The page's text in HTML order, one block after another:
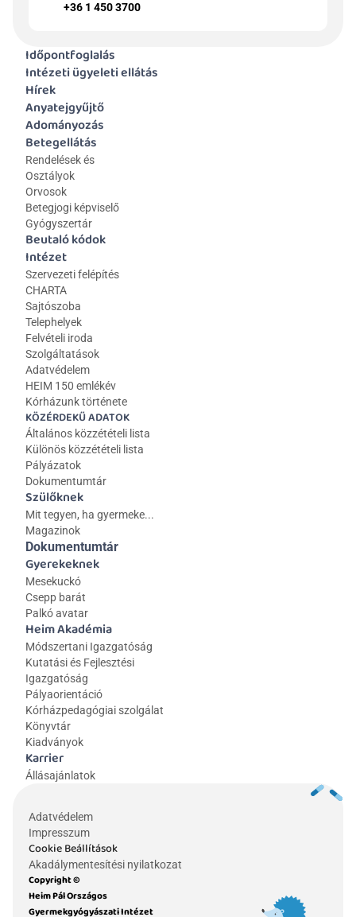
+36 1 450 3700
Időpontfoglalás
Intézeti ügyeleti ellátás
Hírek
Anyatejgyűjtő
Adományozás
Betegellátás
Rendelések és
Osztályok
Orvosok
Betegjogi képviselő
Gyógyszertár
Beutaló kódok
Intézet
Szervezeti felépítés
CHARTA
Sajtószoba
Telephelyek
Felvételi iroda
Szolgáltatások
Adatvédelem
HEIM 150 emlékév
Kórházunk története
KÖZÉRDEKŰ ADATOK
Általános közzétételi lista
Különös közzétételi lista
Pályázatok
Dokumentumtár
Szülőknek
Mit tegyen, ha gyermeke...
Magazinok
Gyerekeknek
Mesekuckó
Csepp barát
Palkó avatar
Heim Akadémia
Módszertani Igazgatóság
Kutatási és Fejlesztési
Igazgatóság
Pályaorientáció
Kórházpedagógiai szolgálat
Könyvtár
Kiadványok
Karrier
Állásajánlatok
Dokumentumtár
Adatvédelem
Impresszum
Cookie Beállítások
Akadálymentesítési nyilatkozat
Copyright ©
Heim Pál Országos
Gyermekgyógyászati Intézet